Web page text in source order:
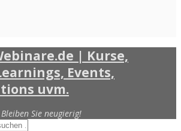
Bleiben Sie neugierig!